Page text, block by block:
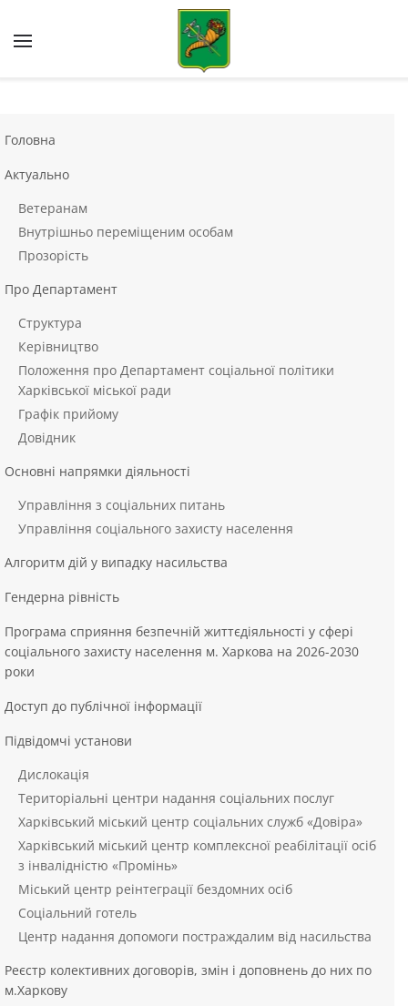
Skip to main content
Головна
Актуально
Ветеранам
Внутрішньо переміщеним особам
Прозорість
Про Департамент
Структура
Керівництво
Положення про Департамент соціальної політики
Харківської міської ради
Графік прийому
Довідник
Основні напрямки діяльності
Управління з соціальних питань
Управління соціального захисту населення
Алгоритм дій у випадку насильства
Гендерна рівність
Програма сприяння безпечній життєдіяльності у сфері
соціального захисту населення м. Харкова на 2026-2030
роки
Доступ до публічної інформації
Підвідомчі установи
Дислокація
Територіальні центри надання соціальних послуг
Харківський міський центр соціальних служб «Довіра»
Харківський міський центр комплексної реабілітації осіб
з інвалідністю «Промінь»
Міський центр реінтеграції бездомних осіб
Соціальний готель
Центр надання допомоги постраждалим від насильства
Реєстр колективних договорів, змін і доповнень до них по
м.Харкову